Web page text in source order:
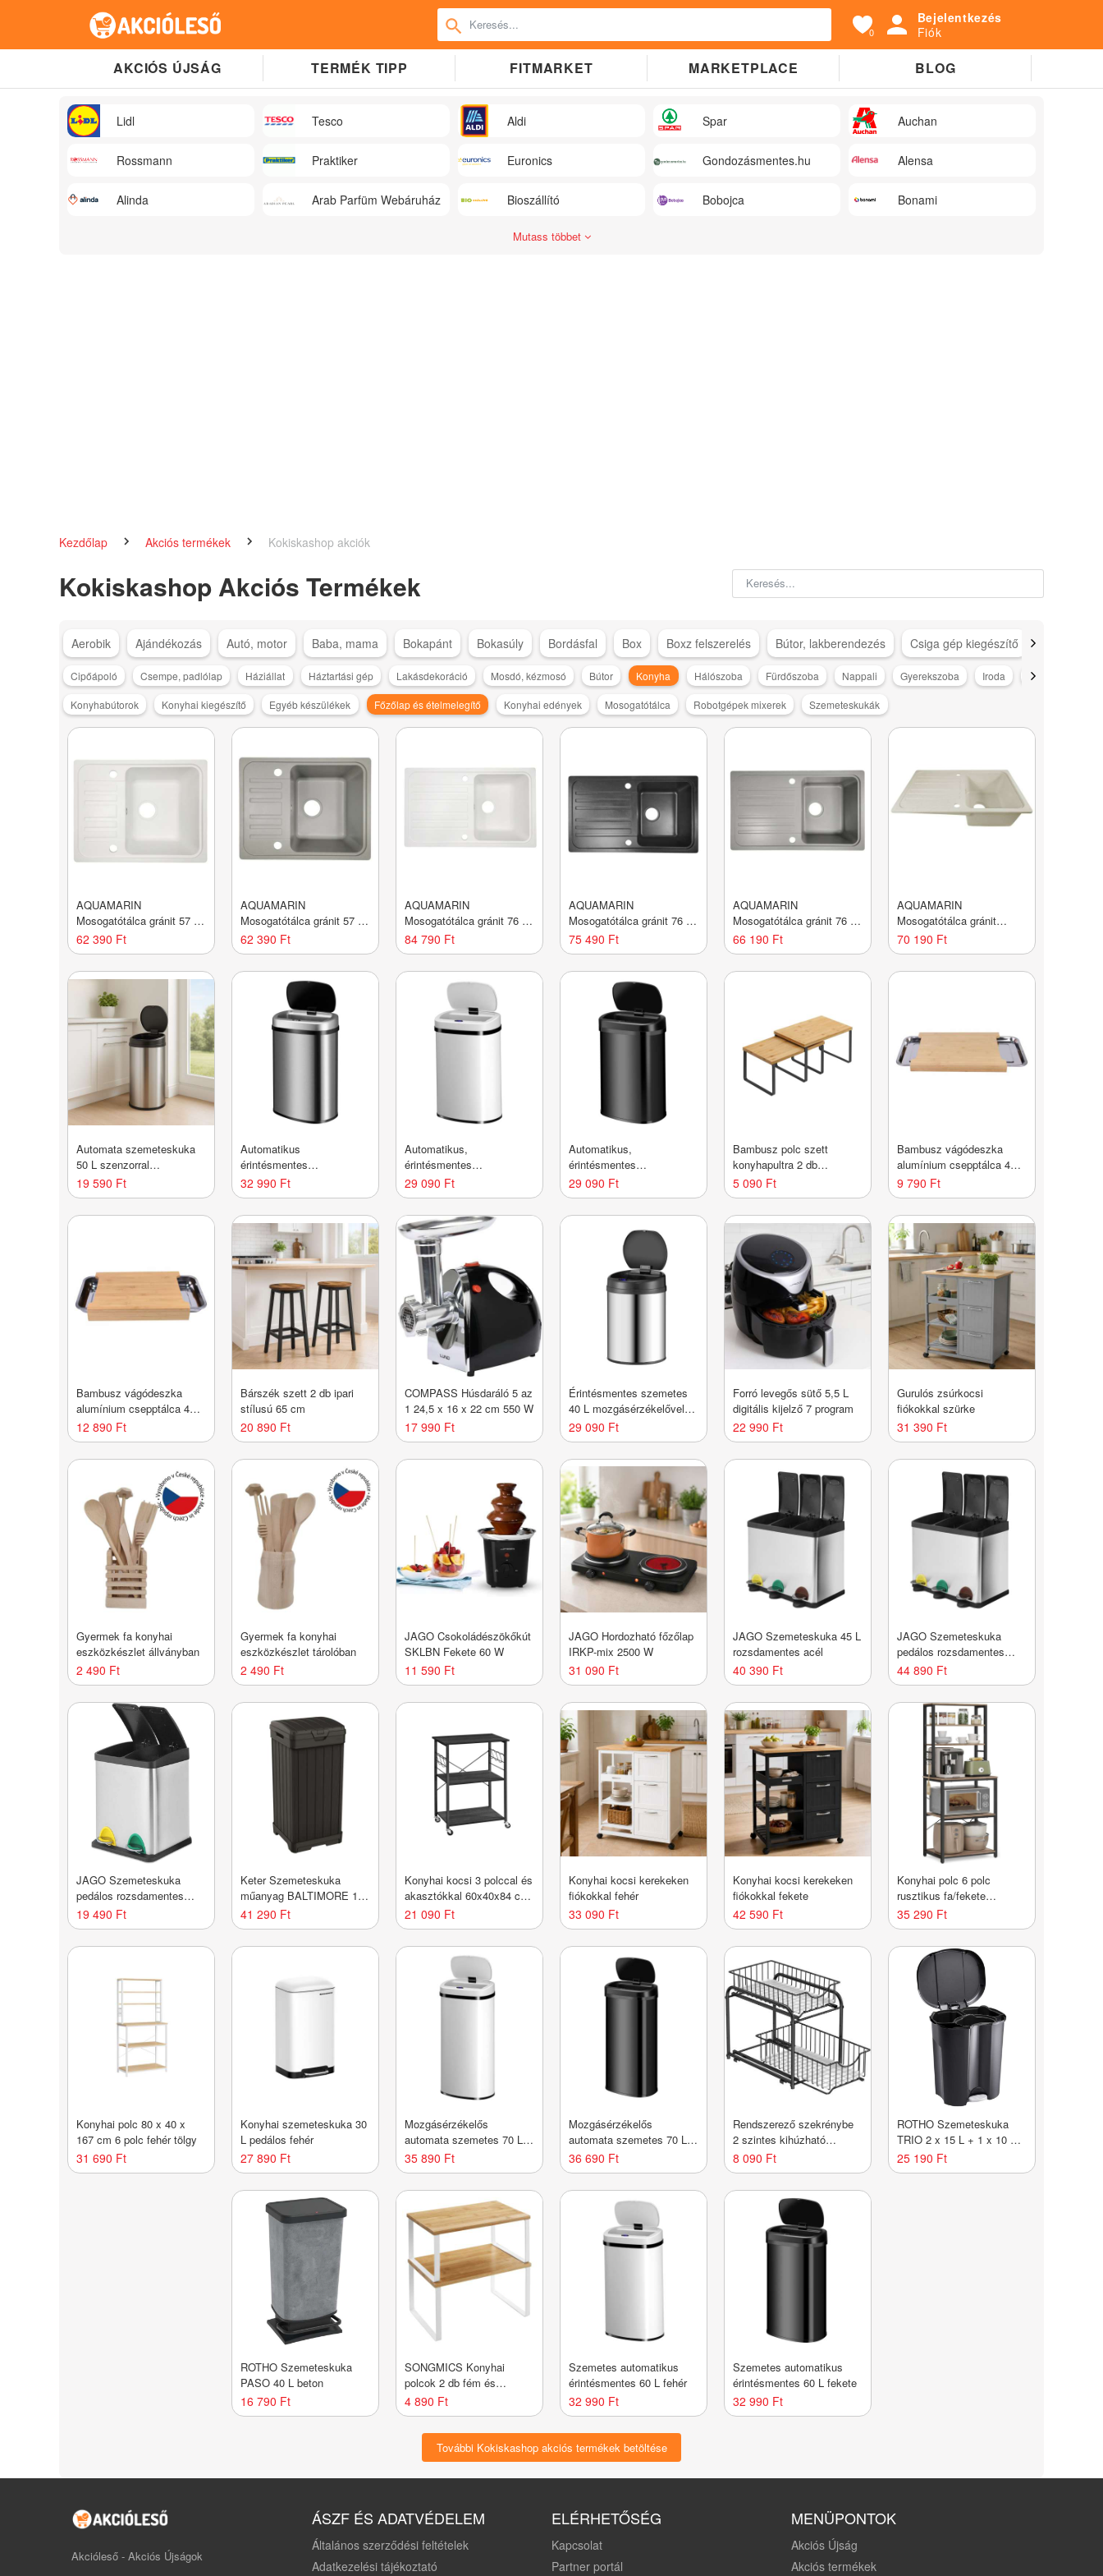
0
Bejelentkezés
Fiók
AKCIÓS ÚJSÁG TERMÉK TIPP FITMARKET MARKETPLACE BLOG
Lidl Tesco Aldi Spar Auchan
Rossmann Praktiker Euronics Gondozásmentes.hu Alensa
Alinda Arab Parfüm Webáruház Bioszállító Bobojca Bonami
Mutass többet
Kezdőlap Akciós termékek Kokiskashop akciók
Kokiskashop Akciós Termékek
Aerobik Ajándékozás Autó, motor Baba, mama Bokapánt Bokasúly Bordásfal Box Boxz felszerelés Bútor, lakberendezés Csiga gép kiegészítő
Cipőápoló Csempe, padlólap Háziállat Háztartási gép Lakásdekoráció Mosdó, kézmosó Bútor Konyha Hálószoba Fürdőszoba Nappali Gyerekszoba Iroda Drogéria
Konyhabútorok Konyhai kiegészítő Egyéb készülékek Főzőlap és ételmelegítő Konyhai edények Mosogatótálca Robotgépek mixerek Szemeteskukák
AQUAMARIN
Mosogatótálca gránit 57 x
45 cm fehér
62 390 Ft
AQUAMARIN
Mosogatótálca gránit 57 x
45 cm szürke
62 390 Ft
AQUAMARIN
Mosogatótálca gránit 76 x
46 cm fehér
84 790 Ft
AQUAMARIN
Mosogatótálca gránit 76 x
46 cm fekete
75 490 Ft
AQUAMARIN
Mosogatótálca gránit 76 x
46 cm szürke
66 190 Ft
AQUAMARIN
Mosogatótálca gránit
GRSPL01BG Cream
70 190 Ft
Automata szemeteskuka
50 L szenzorral
rozsdamentes acél
19 590 Ft
Automatikus
érintésmentes
hulladékgyűjtő 50 L ezüst
32 990 Ft
Automatikus,
érintésmentes
szemeteskuka 50 l - fehér
29 090 Ft
Automatikus,
érintésmentes
szemeteskuka 50 l -
fekete
29 090 Ft
Bambusz polc szett
konyhapultra 2 db
rakásolható
5 090 Ft
Bambusz vágódeszka
alumínium csepptálca 40 x
29 x 3,5 cm
9 790 Ft
Bambusz vágódeszka
alumínium csepptálca 40 x
30 x 6 cm
12 890 Ft
Bárszék szett 2 db ipari
stílusú 65 cm
20 890 Ft
COMPASS Húsdaráló 5 az
1 24,5 x 16 x 22 cm 550 W
17 990 Ft
Érintésmentes szemetes
40 L mozgásérzékelővel
rozsdam. acél
29 090 Ft
Forró levegős sütő 5,5 L
digitális kijelző 7 program
22 990 Ft
Gurulós zsúrkocsi
fiókokkal szürke
31 390 Ft
Gyermek fa konyhai
eszközkészlet állványban
2 490 Ft
Gyermek fa konyhai
eszközkészlet tárolóban
2 490 Ft
JAGO Csokoládészökőkút
SKLBN Fekete 60 W
11 590 Ft
JAGO Hordozható főzőlap
IRKP-mix 2500 W
31 090 Ft
JAGO Szemeteskuka 45 L
rozsdamentes acél
40 390 Ft
JAGO Szemeteskuka
pedálos rozsdamentes
acél 3 x 20 L
44 890 Ft
JAGO Szemeteskuka
pedálos rozsdamentes
acél 16 L
19 490 Ft
Keter Szemeteskuka
műanyag BALTIMORE 125
L
41 290 Ft
Konyhai kocsi 3 polccal és
akasztókkal 60x40x84 cm
fekete
21 090 Ft
Konyhai kocsi kerekeken
fiókokkal fehér
33 090 Ft
Konyhai kocsi kerekeken
fiókokkal fekete
42 590 Ft
Konyhai polc 6 polc
rusztikus fa/fekete
60×40×167 cm
35 290 Ft
Konyhai polc 80 x 40 x
167 cm 6 polc fehér tölgy
31 690 Ft
Konyhai szemeteskuka 30
L pedálos fehér
27 890 Ft
Mozgásérzékelős
automata szemetes 70 L
fehér
35 890 Ft
Mozgásérzékelős
automata szemetes 70 L
fekete
36 690 Ft
Rendszerező szekrénybe
2 szintes kihúzható
kosárral fém
8 090 Ft
ROTHO Szemeteskuka
TRIO 2 x 15 L + 1 x 10 L
fekete/szürke
25 190 Ft
ROTHO Szemeteskuka
PASO 40 L beton
16 790 Ft
SONGMICS Konyhai
polcok 2 db fém és
bambusz fehér/natúr
4 890 Ft
Szemetes automatikus
érintésmentes 60 L fehér
32 990 Ft
Szemetes automatikus
érintésmentes 60 L fekete
32 990 Ft
További Kokiskashop akciós termékek betöltése
Akcióleső - Akciós Újságok
ÁSZF ÉS ADATVÉDELEM
Általános szerződési feltételek
Adatkezelési tájékoztató
ELÉRHETŐSÉG
Kapcsolat
Partner portál
MENÜPONTOK
Akciós Újság
Akciós termékek